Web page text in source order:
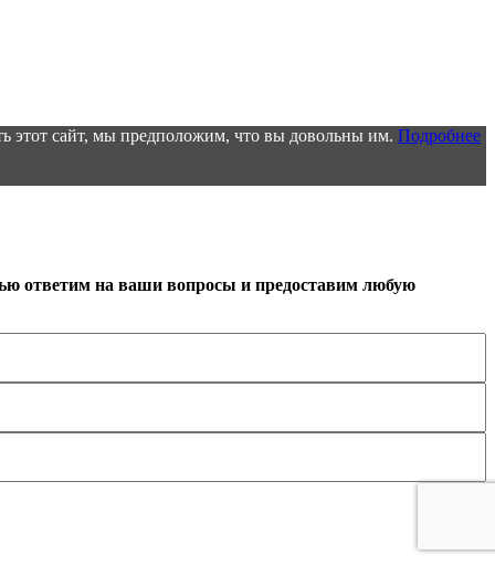
этот сайт, мы предположим, что вы довольны им. Подробнее
ответим на ваши вопросы и предоставим любую